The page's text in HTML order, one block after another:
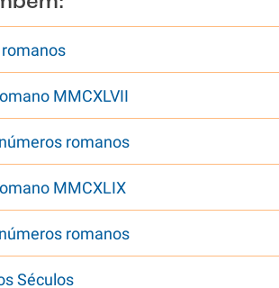
MMCXLVII
romanos
MMCXLIX
romanos
Séculos